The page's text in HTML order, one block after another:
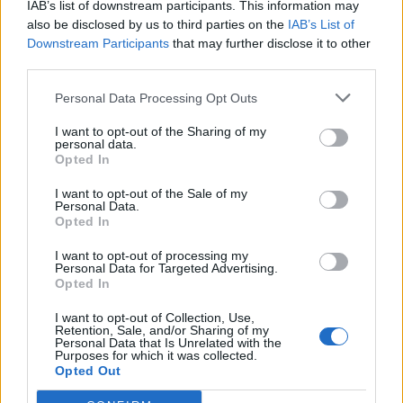
IAB’s list of downstream participants. This information may
also be disclosed by us to third parties on the IAB’s List of
Downstream Participants that may further disclose it to other
Personal Data Processing Opt Outs
I want to opt-out of the Sharing of my
personal data.
Opted In
I want to opt-out of the Sale of my
Personal Data.
Opted In
I want to opt-out of processing my
Personal Data for Targeted Advertising.
Opted In
I want to opt-out of Collection, Use,
Retention, Sale, and/or Sharing of my
Personal Data that Is Unrelated with the
Purposes for which it was collected.
Opted Out
2021-10-22
Incentivo per l'assunzione di lavoratori con almeno
Istituto Nazionale per l'Assicurazione contro gli
181 euro
COVID-19: Fondo di garanzia PMI Aiuto di stato SA.
56966 (2020/N)
Banca del Mezzogiorno MedioCredito Centrale S.p.A.
506.919 euro
2020-11-30
COVID-19: Fondo di garanzia PMI Aiuto di stato SA.
56966 (2020/N)
Banca del Mezzogiorno MedioCredito Centrale S.p.A.
1.030.057 euro